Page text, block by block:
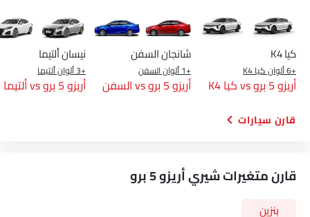
كيا K4
+6 ألوان كيا K4
أريزو 5 برو vs كيا K4
شانجان السفن
+1 ألوان السفن
أريزو 5 برو vs السفن
نيسان ألتيما
+3 ألوان ألتيما
أريزو 5 برو vs ألتيما
قارن سيارات
قارن متغيرات شيري أريزو 5 برو
بنزين